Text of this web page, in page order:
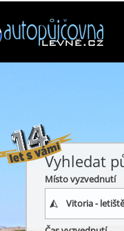
Vyhledat
Místo vyzvednutí